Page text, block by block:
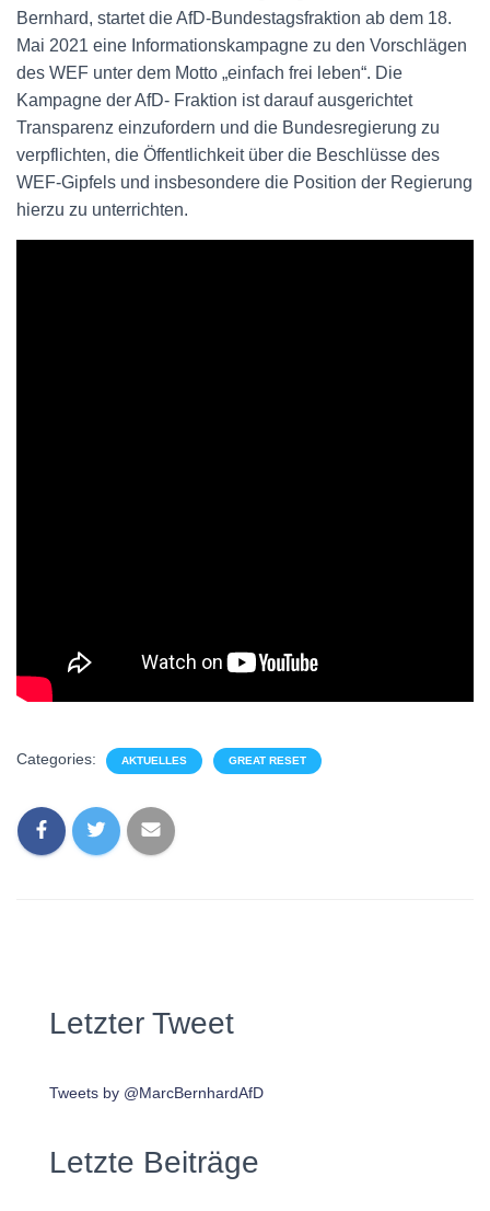
Bernhard, startet die AfD-Bundestagsfraktion ab dem 18.
Mai 2021 eine Informationskampagne zu den Vorschlägen
des WEF unter dem Motto „einfach frei leben“. Die
Kampagne der AfD- Fraktion ist darauf ausgerichtet
Transparenz einzufordern und die Bundesregierung zu
verpflichten, die Öffentlichkeit über die Beschlüsse des
WEF-Gipfels und insbesondere die Position der Regierung
hierzu zu unterrichten.
Categories: AKTUELLES GREAT RESET
Letzter Tweet
Tweets by @MarcBernhardAfD
Letzte Beiträge